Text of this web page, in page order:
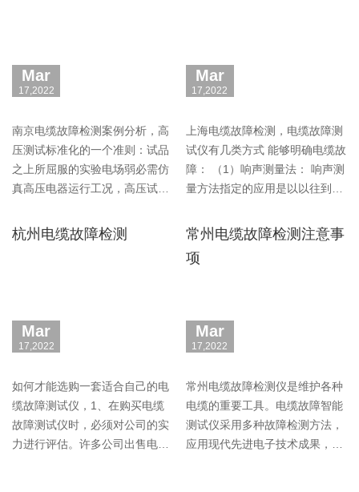
Mar
17,2022
南京电缆故障检测案例分析，高
压测试标准化的一个准则：试品
之上所屈服的实验电场弱必需仿
真高压电器运行工况，高压试验
Mar
17,2022
上海电缆故障检测，电缆故障测
试仪有几类方式 能够明确电缆故
障： （1）响声测量法： 响声测
量方法指定的应用是以以往到如
杭州电缆故障检测
Mar
17,2022
如何才能选购一套适合自己的电
缆故障测试仪，1、在购买电缆
故障测试仪时，必须对公司的实
力进行评估。许多公司出售电缆
常州电缆故障检测注意事
项
Mar
17,2022
常州电缆故障检测仪是维护各种
电缆的重要工具。电缆故障智能
测试仪采用多种故障检测方法，
应用现代先进电子技术成果，采